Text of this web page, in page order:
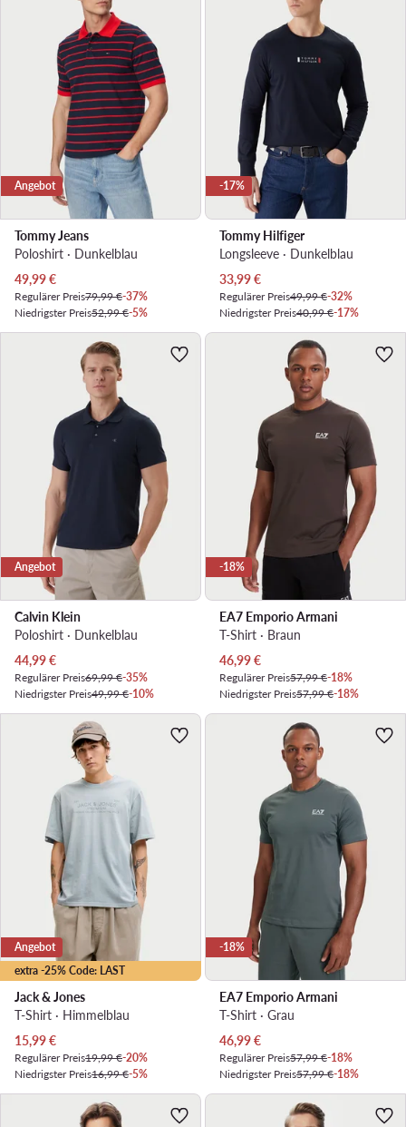
Angebot
Tommy Jeans
Poloshirt · Dunkelblau
Aktueller Preis
49,99€
Regulärer Preis79,99 €-37%
Niedrigster Preis52,99 €-5%
-17%
Tommy Hilfiger
Longsleeve · Dunkelblau
Aktueller Preis
33,99€
Regulärer Preis49,99 €-32%
Niedrigster Preis40,99 €-17%
Angebot
Calvin Klein
Poloshirt · Dunkelblau
Aktueller Preis
44,99€
Regulärer Preis69,99 €-35%
Niedrigster Preis49,99 €-10%
-18%
EA7 Emporio Armani
T-Shirt · Braun
Aktueller Preis
46,99€
Regulärer Preis57,99 €-18%
Niedrigster Preis57,99 €-18%
extra -25% Code: LAST
Angebot
Jack & Jones
T-Shirt · Himmelblau
Aktueller Preis
15,99€
Regulärer Preis19,99 €-20%
Niedrigster Preis16,99 €-5%
-18%
EA7 Emporio Armani
T-Shirt · Grau
Aktueller Preis
46,99€
Regulärer Preis57,99 €-18%
Niedrigster Preis57,99 €-18%